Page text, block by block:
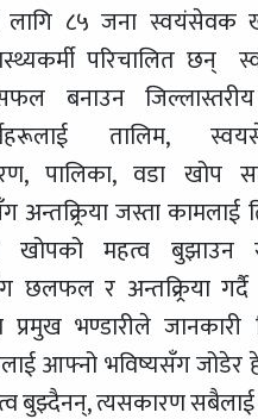
लागि ८५ जना
परिचालित छन्
बनाउन
तालिम,
पालिका, वडा खोप
अन्तक्र्रिया जस्ता कामलाई
खोपको महत्व बुझाउन
छलफल र अन्तक्र्रिया
प्रमुख भण्डारीले
आफ्नो भविष्यसँग जोडेर
बुझ्दैनन्, त्यसकारण